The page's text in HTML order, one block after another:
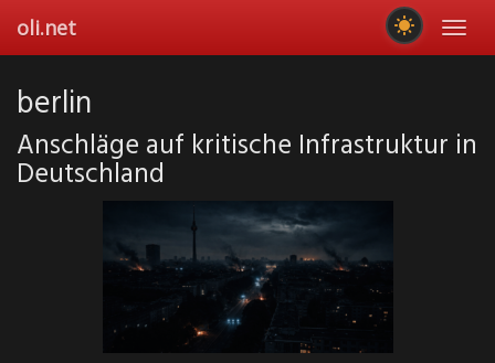
main
oli.net
berlin
Anschläge auf kritische Infrastruktur in
Deutschland